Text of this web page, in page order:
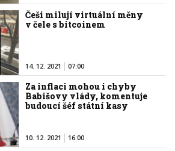
Češi milují virtuální měny
v čele s bitcoinem
14. 12. 2021 07:00
Za inflaci mohou i chyby
Babišovy vlády, komentuje
budoucí šéf státní kasy
10. 12. 2021 16:00